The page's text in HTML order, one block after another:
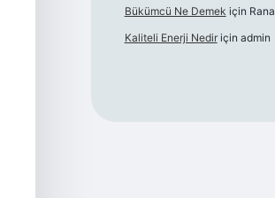
Bükümcü Ne Demek için Rana
Kaliteli Enerji Nediriçin admin